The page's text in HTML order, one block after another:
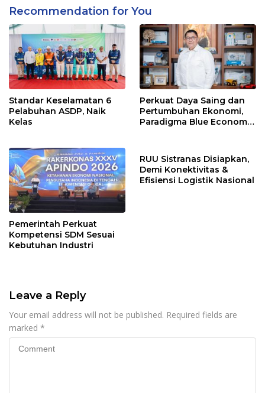
Recommendation for You
Standar Keselamatan 6
Pelabuhan ASDP, Naik
Kelas
Perkuat Daya Saing dan
Pertumbuhan Ekonomi,
Paradigma Blue Economy
Pemerintah Perkuat
Kompetensi SDM Sesuai
Kebutuhan Industri
RUU Sistranas Disiapkan,
Demi Konektivitas &
Efisiensi Logistik Nasional
Leave a Reply
Your email address will not be published. Required fields are
marked *